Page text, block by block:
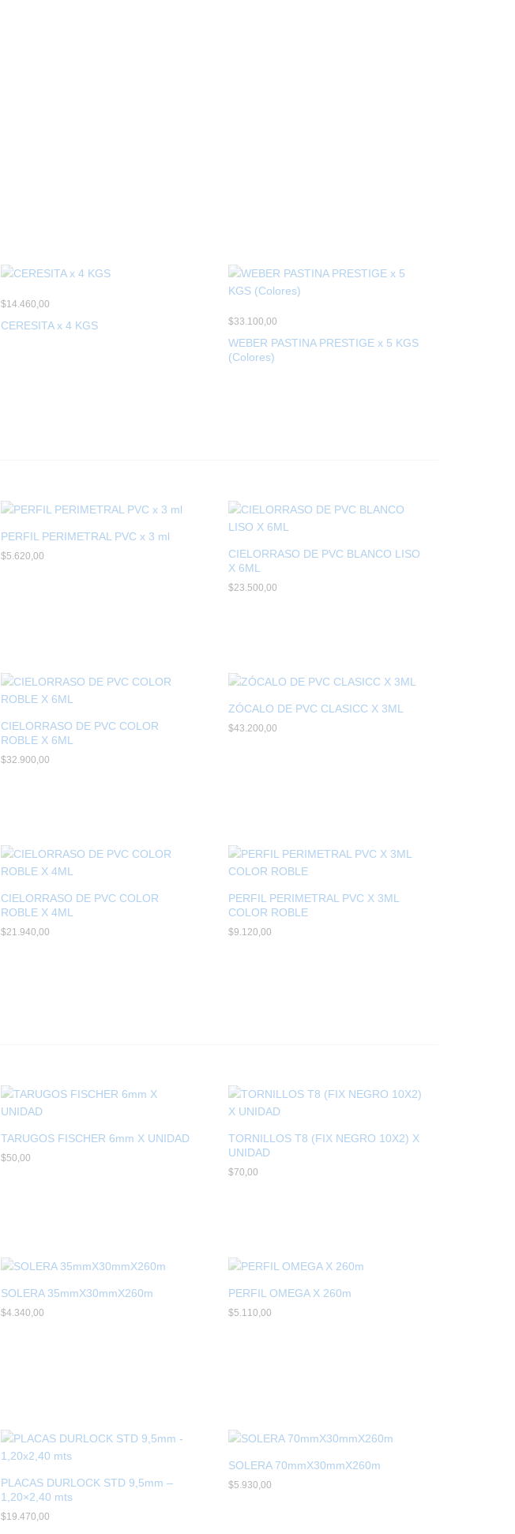
$14.460,00
CERESITA x 4 KGS $33.100,00
WEBER PASTINA PRESTIGE x 5 KGS
(Colores)
PERFIL PERIMETRAL PVC x 3 ml
$5.620,00
$5.620,00
CIELORRASO DE PVC BLANCO LISO
X 6ML
$23.500,00
$23.500,00
CIELORRASO DE PVC COLOR
ROBLE X 6ML
$32.900,00
$32.900,00
ZÓCALO DE PVC CLASICC X 3ML
$43.200,00
$43.200,00
CIELORRASO DE PVC COLOR
ROBLE X 4ML
$21.940,00
$21.940,00
PERFIL PERIMETRAL PVC X 3ML
COLOR ROBLE
$9.120,00
$9.120,00
TARUGOS FISCHER 6mm X UNIDAD
$50,00
$50,00
TORNILLOS T8 (FIX NEGRO 10X2) X
UNIDAD
$70,00
$70,00
SOLERA 35mmX30mmX260m
$4.340,00
$4.340,00
PERFIL OMEGA X 260m
$5.110,00
$5.110,00
PLACAS DURLOCK STD 9,5mm –
1,20×2,40 mts
$19.470,00
$19.470,00
SOLERA 70mmX30mmX260m
$5.930,00
$5.930,00